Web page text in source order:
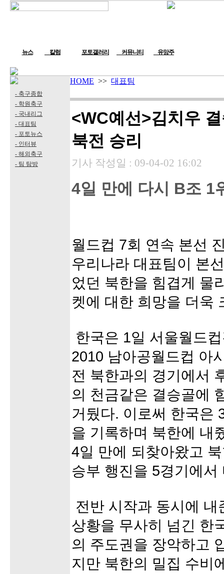
뉴스 칼럼 포토갤러리 커뮤니티 유망주
- 축구종합
- 학원축구
- 국내리그
- 대표팀
- 포토뉴스
- 인터뷰
- 해외축구
- 팀 탐방
HOME >> 대표팀
<WC예선>김치우
북전 승리
기사 작성일 : 09-04-02 16:02
4일 만에 다시 B조 1
월드컵 7회 연속 본선
우리나라 대표팀이 본
었던 북한을 힘겹게 물
켓에 대한 희망을 더욱
한국은 1일 서울월드
2010 남아공월드컵 아
전 북한과의 경기에서
의 천금같은 결승골에
거뒀다. 이로써 한국은
을 기록하며 북한에 내
4일 만에 되찾아왔고
승부 행진을 5경기에서
전반 시작과 동시에
상황을 무사히 넘긴 한
의 주도권을 장악하고
지만 북한의 밀집 수비